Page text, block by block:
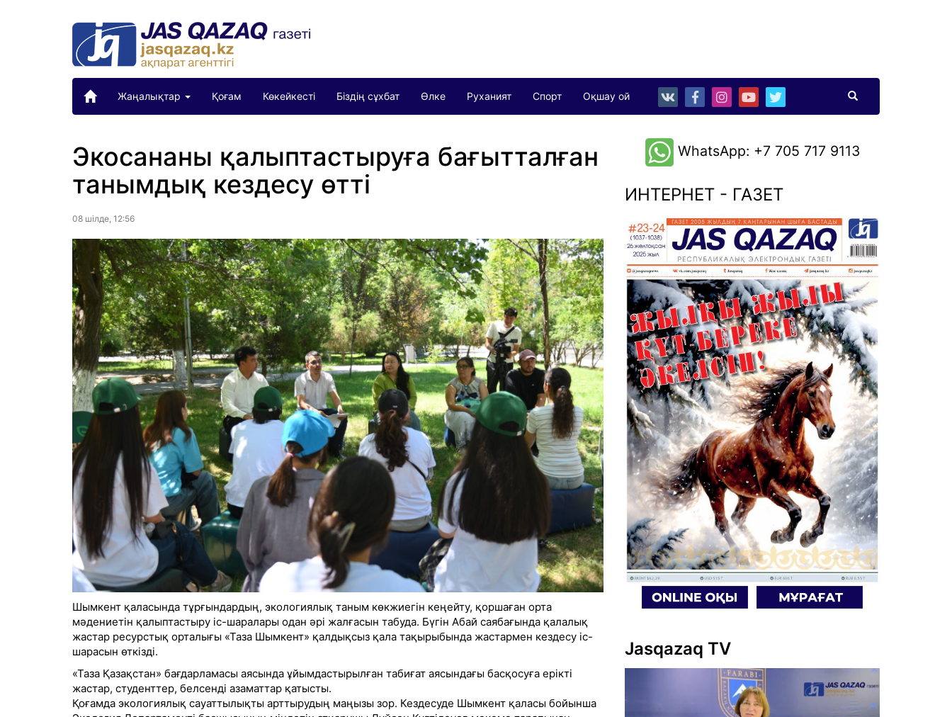
Жаңалықтар Қоғам Көкейкесті Біздің сұхбат Өлке Руханият Спорт Оқшау ой
Экосананы қалыптастыруға бағытталған
танымдық кездесу өтті
08 шiлде, 12:56
Шымкент қаласында тұрғындардың, экологиялық таным көкжиегін кеңейту, қоршаған орта
мәдениетін қалыптастыру іс-шаралары одан әрі жалғасын табуда. Бүгін Абай саябағында қалалық
жастар ресурстық орталығы «Таза Шымкент» қалдықсыз қала тақырыбында жастармен кездесу іс-
шарасын өткізді.
«Таза Қазақстан» бағдарламасы аясында ұйымдастырылған табиғат аясындағы басқосуға ерікті
жастар, студенттер, белсенді азаматтар қатысты.
Қоғамда экологиялық сауаттылықты арттырудың маңызы зор. Кездесуде Шымкент қаласы бойынша
WhatsApp: +7 705 717 9113
ИНТЕРНЕТ - ГАЗЕТ
Jasqazaq TV